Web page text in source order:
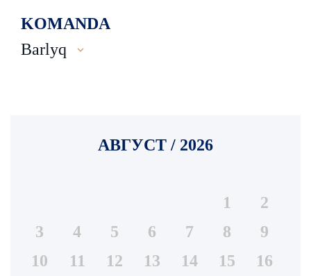
KOMANDA
Barlyq
АВГУСТ / 2026
1
2
3
4 5 6 7 8
9
10
11 12 13 14 15
16